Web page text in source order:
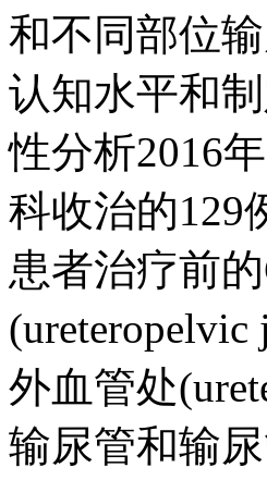
和不同部位
认知水平和
性分析2016
科收治的129
患者治疗前
外血管处
输尿管和输